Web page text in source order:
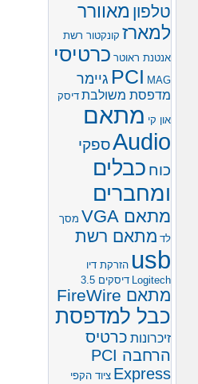
טלפון מאוורר
למארז קונקטור רשת
אנטנת ראוטר כרטיסי
PCI MAG גיימר
מדפסת משולבת דיסק
און קי מתאם
Audioספקי
כוח כבלים
ומחברים
מתאם VGA
מסך
לד מתאם רשת
usb הזרקת דיו
Logitech דיסקים 3.5
מתאם FireWire
כבל למדפסת
זיכרונות כרטיס
הרחבה PCI
Express ציוד הקפי